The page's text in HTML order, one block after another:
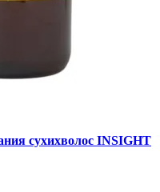
сухихволос INSIGHT